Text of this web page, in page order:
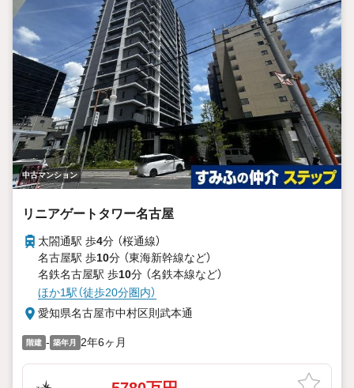
中古マンション
リニアゲートタワー名古屋
太閤通駅 歩4分 （桜通線）
名古屋駅 歩10分 （東海新幹線など）
名鉄名古屋駅 歩10分 （名鉄本線など）
ほか1駅（徒歩20分圏内）
愛知県名古屋市中村区則武本通
階建 - 築年月 2年6ヶ月